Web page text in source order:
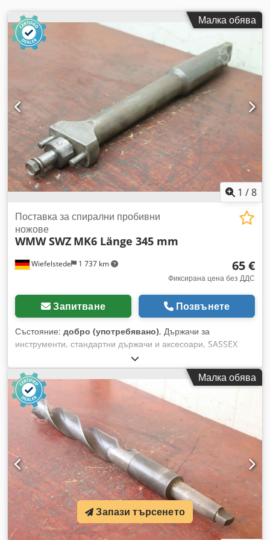
Малка обява
1 /8
Wiefelstede 1 737 km
Поставка за спирални пробивни
ножове
WMW SWZ MK6 Länge 345 mm
65 €
Фиксирана цена без ДДС
Запитване Позвънете
Състояние: добро (употребявано), Държачи за
инструменти, стандартни държачи и аксесоари, SASSEX
спирални свредла, Sassex-спирални свредла,
разширителни свредла, Sassex-разширители, Sassex
държачи, държачи за инструменти, приспособления за
свредла, спирални свредла - Производител: WMW SWZ,
държач за инструменти с натискане - Конусна опашка: MK6
- Дължина: 345 mm Dcodpeu Tlgrofx Ah Isk - Размери: виж
снимките - Габаритни размери: 620/100/63 mm - Тегло:
10,1 kg
Малка обява
Запази търсенето